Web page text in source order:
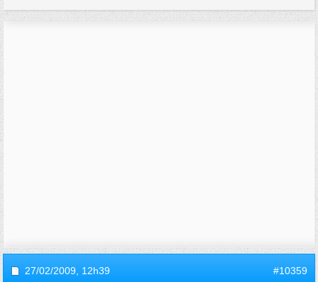
27/02/2009, 12h39 #10359